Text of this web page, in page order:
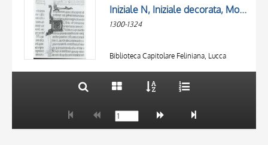
Iniziale N, Iniziale decorata, Motivo decorativo con animali fantastici, Motivi decorativi fitomorfi
1300-1324
Biblioteca Capitolare Feliniana, Lucca
OGGETTO
20 RISULTATI